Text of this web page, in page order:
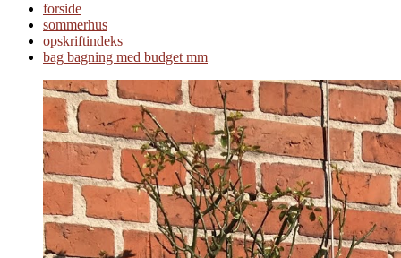
forside
sommerhus
opskriftindeks
bag bagning med budget mm